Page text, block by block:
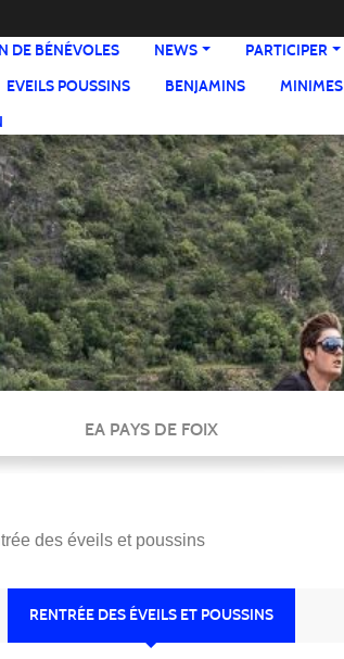
DE BÉNÉVOLES NEWS PARTICIPER
EVEILS POUSSINS BENJAMINS MINIMES
EA PAYS DE FOIX
des éveils et poussins
RENTRÉE DES ÉVEILS ET POUSSINS